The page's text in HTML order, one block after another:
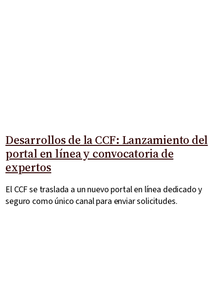
Desarrollos de la CCF: Lanzamiento del
portal en línea y convocatoria de
expertos
El CCF se traslada a un nuevo portal en línea dedicado y
seguro como único canal para enviar solicitudes.